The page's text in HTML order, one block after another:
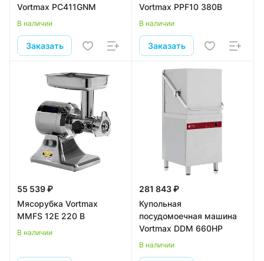
Vortmax PC411GNM
В наличии
Заказать
Vortmax PPF10 380В
В наличии
Заказать
55 539 ₽
Мясорубка Vortmax
MMFS 12E 220 В
В наличии
281 843 ₽
Купольная
посудомоечная машина
Vortmax DDM 660HP
В наличии